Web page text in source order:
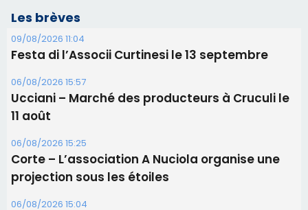
projection sous les étoiles
06/08/2026 15:04
Alata - Soirée Tango Argentin au stade de San
Benedetto
05/08/2026 09:53
Biguglia : messe de la Sainte-Marie et
procession le 14 août
31/07/2026 08:24
Tennis - Début ce week-end du tournoi du
RCPV